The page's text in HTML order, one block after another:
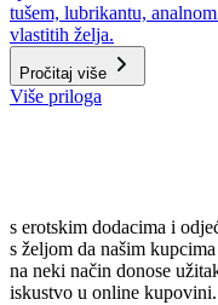
tušem, lubrikantu,
vlastitih želja.
Pročitaj više
Više priloga
s erotskim dodacima i
s željom da našim
na neki način donose
iskustvo u online kupovini.